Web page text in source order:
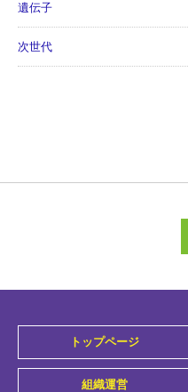
遺伝子
次世代
トップページ
組織運営